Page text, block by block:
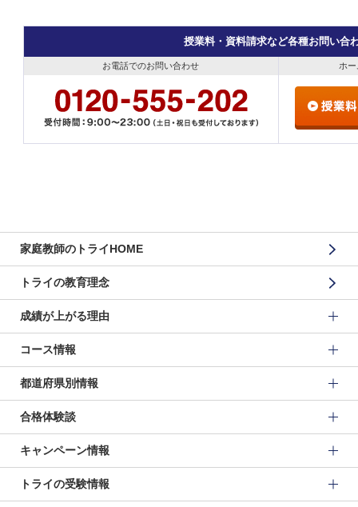
授業料・資料請求など各種お問い合
お電話でのお問い合わせ ホ
家庭教師のトライHOME
トライの教育理念
成績が上がる理由
コース情報
都道府県別情報
合格体験談
キャンペーン情報
トライの受験情報